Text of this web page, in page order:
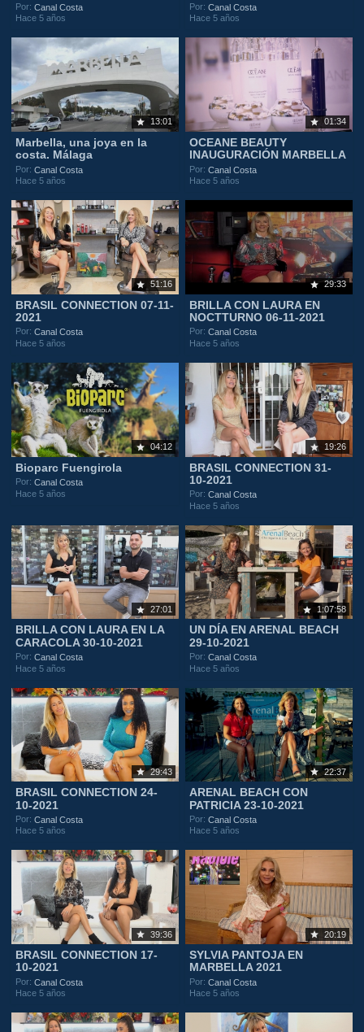
Por:Canal Costa
Hace 5 años
Por:Canal Costa
Hace 5 años
13:01
Marbella, una joya en la
costa. Málaga
Por:Canal Costa
Hace 5 años
01:34
OCEANE BEAUTY
INAUGURACIÓN MARBELLA
Por:Canal Costa
Hace 5 años
51:16
BRASIL CONNECTION 07-11-
2021
Por:Canal Costa
Hace 5 años
29:33
BRILLA CON LAURA EN
NOCTTURNO 06-11-2021
Por:Canal Costa
Hace 5 años
04:12
Bioparc Fuengirola
Por:Canal Costa
Hace 5 años
19:26
BRASIL CONNECTION 31-
10-2021
Por:Canal Costa
Hace 5 años
27:01
BRILLA CON LAURA EN LA
CARACOLA 30-10-2021
Por:Canal Costa
Hace 5 años
1:07:58
UN DÍA EN ARENAL BEACH
29-10-2021
Por:Canal Costa
Hace 5 años
29:43
BRASIL CONNECTION 24-
10-2021
Por:Canal Costa
Hace 5 años
22:37
ARENAL BEACH CON
PATRICIA 23-10-2021
Por:Canal Costa
Hace 5 años
39:36
BRASIL CONNECTION 17-
10-2021
Por:Canal Costa
Hace 5 años
20:19
SYLVIA PANTOJA EN
MARBELLA 2021
Por:Canal Costa
Hace 5 años